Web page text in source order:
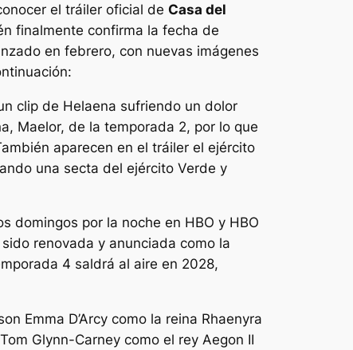
el tráiler oficial de Casa del
finalmente confirma la fecha de
en febrero, con nuevas imágenes
clip de Helaena sufriendo un dolor
Maelor, de la temporada 2, por lo que
aparecen en el tráiler el ejército
una secta del ejército Verde y
domingos por la noche en HBO y HBO
renovada y anunciada como la
4 saldrá al aire en 2028,
Emma D’Arcy como la reina Rhaenyra
Glynn-Carney como el rey Aegon II